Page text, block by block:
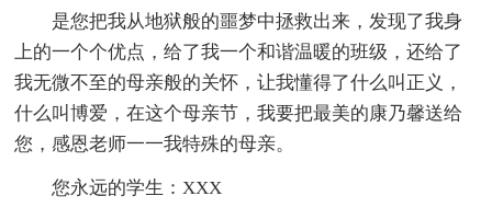
是您把我从地狱般的噩梦中拯救出来，发现了我身
上的一个个优点，给了我一个和谐温暖的班级，还给了
我无微不至的母亲般的关怀，让我懂得了什么叫正义，
什么叫博爱，在这个母亲节，我要把最美的康乃馨送给
您，感恩老师一一我特殊的母亲。
您永远的学生：XXX